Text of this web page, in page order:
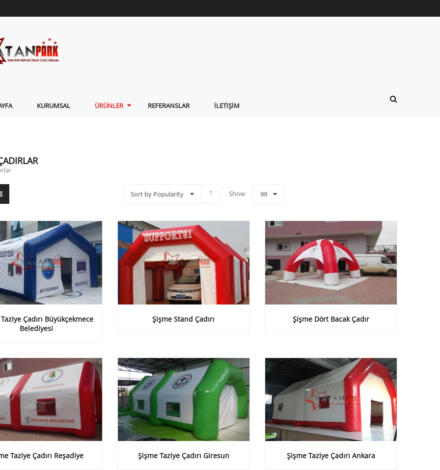
KURUMSAL ÜRÜNLER REFERANSLAR İLETIŞIM
Sort by Popularity Show 99
Çadırı Büyükçekmece
Belediyesi
Şişme Stand Çadırı Şişme Dört Bacak Çadır
Taziye Çadırı Reşadiye Şişme Taziye Çadırı Giresun Şişme Taziye Çadırı Ankara